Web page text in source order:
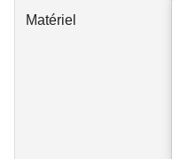
Matériel